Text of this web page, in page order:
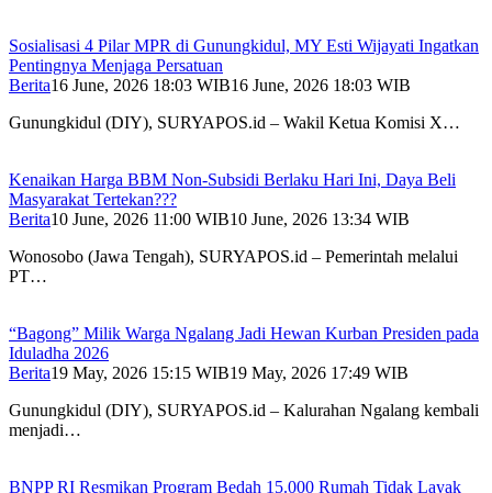
Sosialisasi 4 Pilar MPR di Gunungkidul, MY Esti Wijayati Ingatkan
Pentingnya Menjaga Persatuan
Berita16 June, 2026 18:03 WIB16 June, 2026 18:03 WIB
Gunungkidul (DIY), SURYAPOS.id – Wakil Ketua Komisi X…
Kenaikan Harga BBM Non-Subsidi Berlaku Hari Ini, Daya Beli
Masyarakat Tertekan???
Berita10 June, 2026 11:00 WIB10 June, 2026 13:34 WIB
Wonosobo (Jawa Tengah), SURYAPOS.id – Pemerintah melalui
PT…
“Bagong” Milik Warga Ngalang Jadi Hewan Kurban Presiden pada
Iduladha 2026
Berita19 May, 2026 15:15 WIB19 May, 2026 17:49 WIB
Gunungkidul (DIY), SURYAPOS.id – Kalurahan Ngalang kembali
menjadi…
BNPP RI Resmikan Program Bedah 15.000 Rumah Tidak Layak